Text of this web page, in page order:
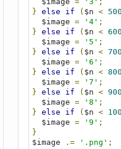
} else if ( $n <
  $image
= '4' ;
} else if ( $n <
  $image
= '5' ;
} else if ( $n <
  $image
= '6' ;
} else if ( $n <
  $image
= '7' ;
} else if ( $n <
  $image
= '8' ;
} else if ( $n <
  $image
= '9' ;
}
$image
.= '.png' ;